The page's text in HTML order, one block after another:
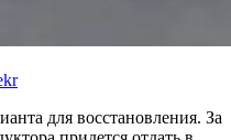
для восстановления. За